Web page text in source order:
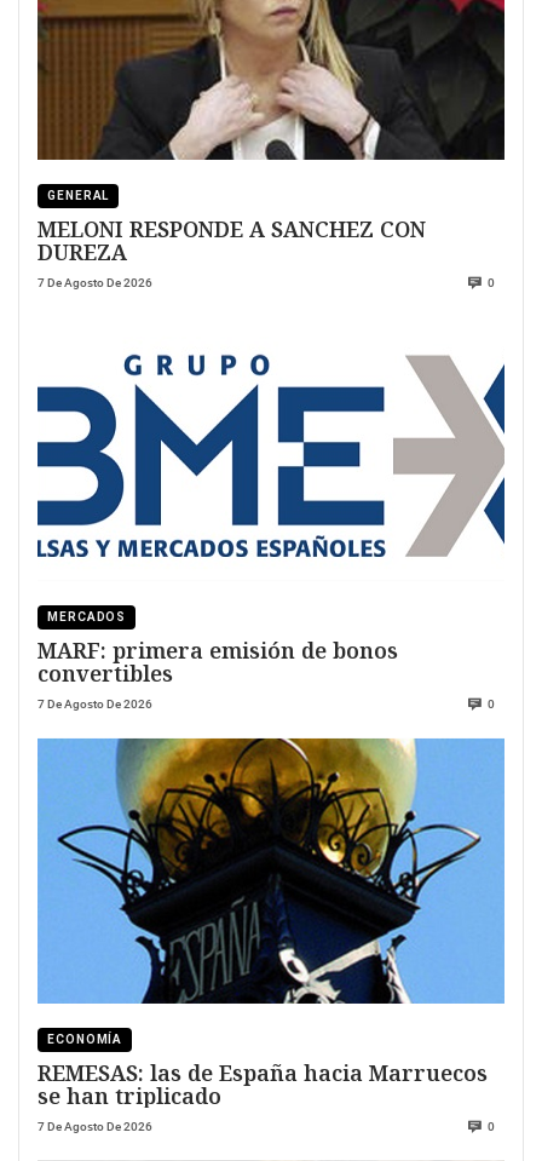
GENERAL
MELONI RESPONDE A SANCHEZ CON
DUREZA
7 De Agosto De 2026 0
MERCADOS
MARF: primera emisión de bonos
convertibles
7 De Agosto De 2026 0
ECONOMÍA
REMESAS: las de España hacia Marruecos
se han triplicado
7 De Agosto De 2026 0